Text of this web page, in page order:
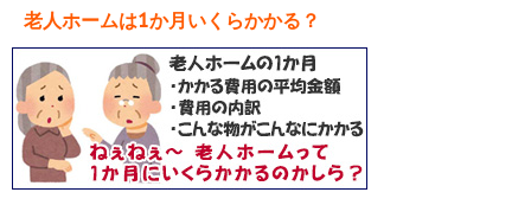
老人ホームは1か月いくらかかる？